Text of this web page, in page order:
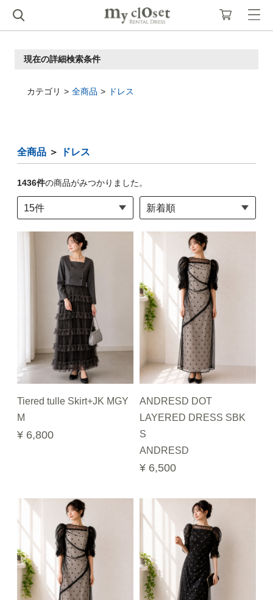
現在の詳細検索条件
カテゴリ 全商品 ドレス
全商品 ＞ ドレス
1436件の商品がみつかりました。
Tiered tulle Skirt+JK MGY
M
¥ 6,800
ANDRESD DOT
LAYERED DRESS SBK
S
ANDRESD
¥ 6,500